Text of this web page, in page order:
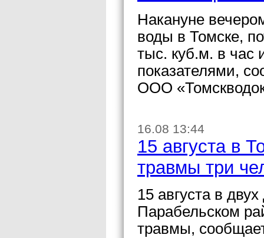
Накануне
воды в Томске,
тыс. куб.м. в час
показателями,
ООО
16.08 13:44
15 августа в
травмы три
15 августа в
Парабельском
травмы,